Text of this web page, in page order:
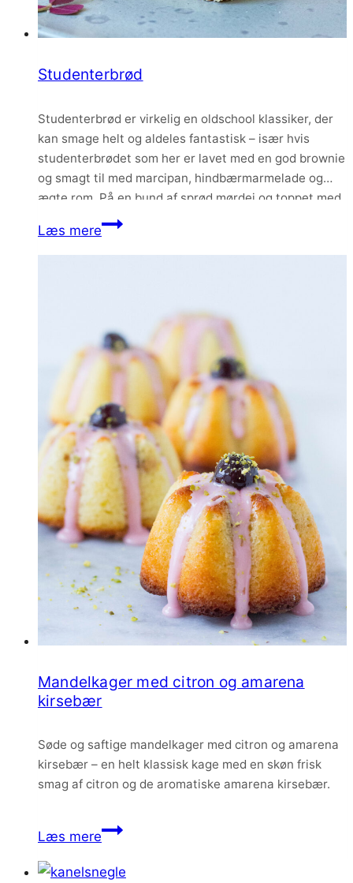
Studenterbrød
Studenterbrød er virkelig en oldschool klassiker, der
kan smage helt og aldeles fantastisk – især hvis
studenterbrødet som her er lavet med en god brownie
og smagt til med marcipan, hindbærmarmelade og
ægte rom. På en bund af sprød mørdej og toppet med
lyserød glasur bliver det ikke bedre.
Læs mereStudenterbrød
Mandelkager med citron og amarena
kirsebær
Søde og saftige mandelkager med citron og amarena
kirsebær – en helt klassisk kage med en skøn frisk
smag af citron og de aromatiske amarena kirsebær.
Læs mereMandelkager
citron